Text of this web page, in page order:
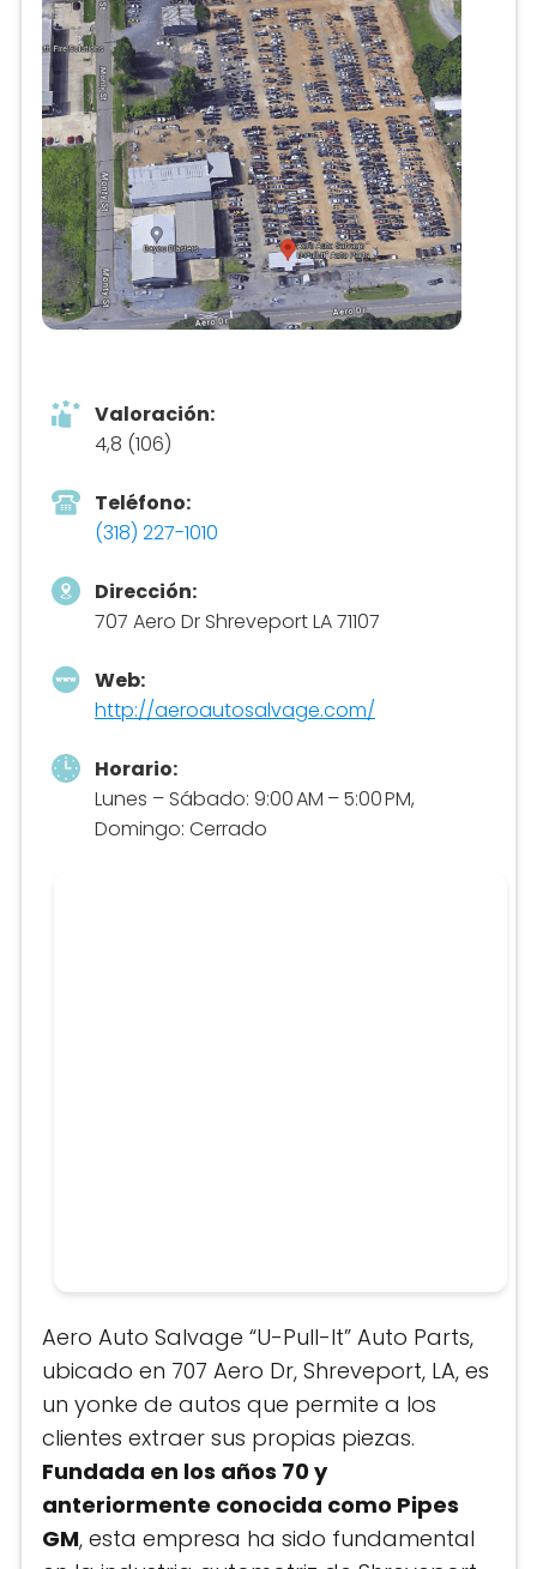
Valoración:
4,8 (106)
Teléfono:
(318) 227-1010
Dirección:
707 Aero Dr Shreveport LA 71107
Web:
http://aeroautosalvage.com/
Horario:
Lunes – Sábado: 9:00 AM – 5:00 PM,
Domingo: Cerrado
Aero Auto Salvage “U-Pull-It” Auto Parts,
ubicado en 707 Aero Dr, Shreveport, LA, es
un yonke de autos que permite a los
clientes extraer sus propias piezas.
Fundada en los años 70 y
anteriormente conocida como Pipes
GM, esta empresa ha sido fundamental